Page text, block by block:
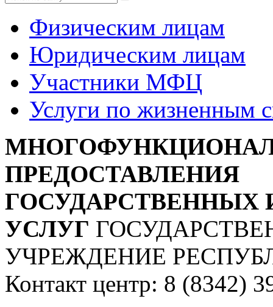
Физическим лицам
Юридическим лицам
Участники МФЦ
Услуги по жизненным
ПРЕДОСТАВЛЕНИЯ
УСЛУГ
УЧРЕЖДЕНИЕ
Контакт центр: 8 (8342)